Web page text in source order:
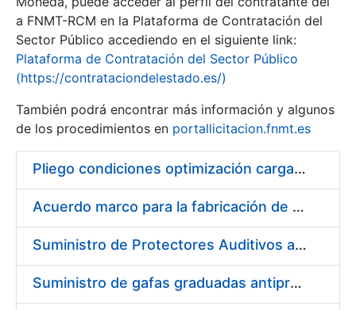
Erakutsi/Ezkutatu
a FNMT-RCM en la Plataforma de Contratación del
Sector Público accediendo en el siguiente link:
Plataforma de Contratación del Sector Público
(https://contrataciondelestado.es/)
También podrá encontrar más información y algunos
de los procedimientos en portallicitacion.fnmt.es
Pliego condiciones optimización cargas compras firmado
Acuerdo marco para la fabricación de piezas
Suministro de Protectores Auditivos a medida para las personas trabajadoras de los Centros de Trabajo de Madrid y Burgos
Suministro de gafas graduadas antiproyecciones para los trabajadores de la FNMT-RCM en los centros de trabajo de Madrid y Burgos